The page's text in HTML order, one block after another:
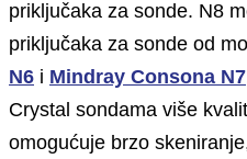
priključaka za sonde. N8
priključaka za sonde od
N6 i Mindray Consona N7
Crystal sondama više
omogućuje brzo